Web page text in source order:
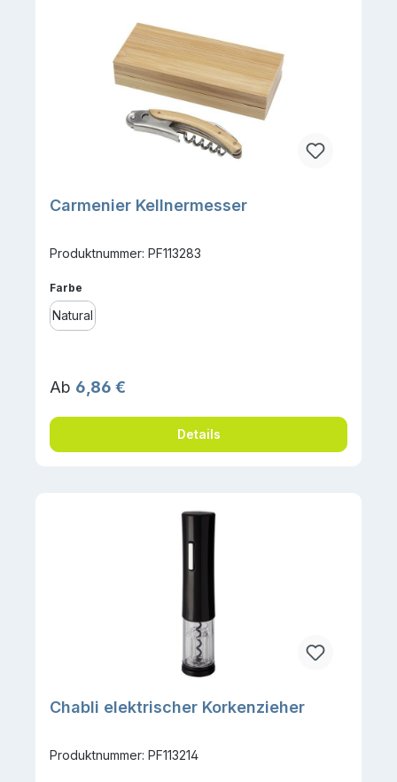
Carmenier Kellnermesser
Produktnummer: PF113283
Farbe
Natural
Regulärer Preis:
Ab 6,86 €
Details
Chabli elektrischer Korkenzieher
Produktnummer: PF113214